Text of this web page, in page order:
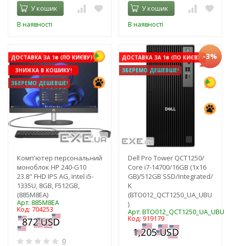
У кошик
В наявності
У кошик
В наявності
ДОСТАВКА ЗА 1₴ (ПО КИЄВУ)
ЗНИЖКА В КОШИКУ!
ЗБЕРЕМО ДЕШЕВШЕ!
Комп'ютер персональний
моноблок HP 240-G10
23.8" FHD IPS AG, Intel i5-
1335U, 8GB, F512GB,
(885M8EA)
Арт: 885M8EA
Код: 704253
0
ДОСТАВКА ЗА 1₴ (ПО КИЄВУ)
ЗБЕРЕМО ДЕШЕВШЕ!
-3%
Dell Pro Tower QCT1250/
Core i7-14700/16GB (1x16
GB)/512GB SSD/Integrated/
K
(BTO012_QCT1250_UA_UBU
)
Арт: BTO012_QCT1250_UA_UBU
Код: 919179